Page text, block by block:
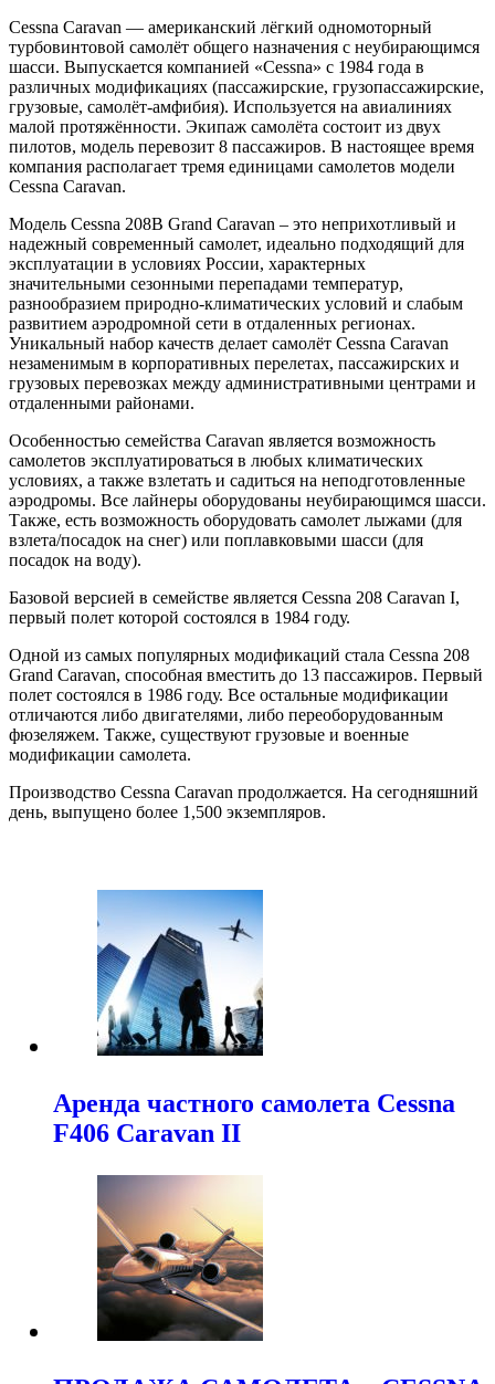
Cessna Caravan — американский лёгкий одномоторный
турбовинтовой самолёт общего назначения с неубирающимся
шасси. Выпускается компанией «Cessna» с 1984 года в
различных модификациях (пассажирские, грузопассажирские,
грузовые, самолёт-амфибия). Используется на авиалиниях
малой протяжённости. Экипаж самолёта состоит из двух
пилотов, модель перевозит 8 пассажиров. В настоящее время
компания располагает тремя единицами самолетов модели
Cessna Caravan.
Модель Cessna 208B Grand Caravan – это неприхотливый и
надежный современный самолет, идеально подходящий для
эксплуатации в условиях России, характерных
значительными сезонными перепадами температур,
разнообразием природно-климатических условий и слабым
развитием аэродромной сети в отдаленных регионах.
Уникальный набор качеств делает самолёт Cessna Caravan
незаменимым в корпоративных перелетах, пассажирских и
грузовых перевозках между административными центрами и
отдаленными районами.
Особенностью семейства Caravan является возможность
самолетов эксплуатироваться в любых климатических
условиях, а также взлетать и садиться на неподготовленные
аэродромы. Все лайнеры оборудованы неубирающимся шасси.
Также, есть возможность оборудовать самолет лыжами (для
взлета/посадок на снег) или поплавковыми шасси (для
посадок на воду).
Базовой версией в семействе является Cessna 208 Caravan I,
первый полет которой состоялся в 1984 году.
Одной из самых популярных модификаций стала Cessna 208
Grand Caravan, способная вместить до 13 пассажиров. Первый
полет состоялся в 1986 году. Все остальные модификации
отличаются либо двигателями, либо переоборудованным
фюзеляжем. Также, существуют грузовые и военные
модификации самолета.
Производство Cessna Caravan продолжается. На сегодняшний
день, выпущено более 1,500 экземпляров.
Аренда частного самолета Cessna
F406 Caravan II